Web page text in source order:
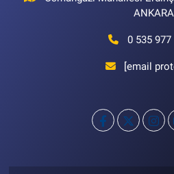
ANKARA
0 535 977
[email